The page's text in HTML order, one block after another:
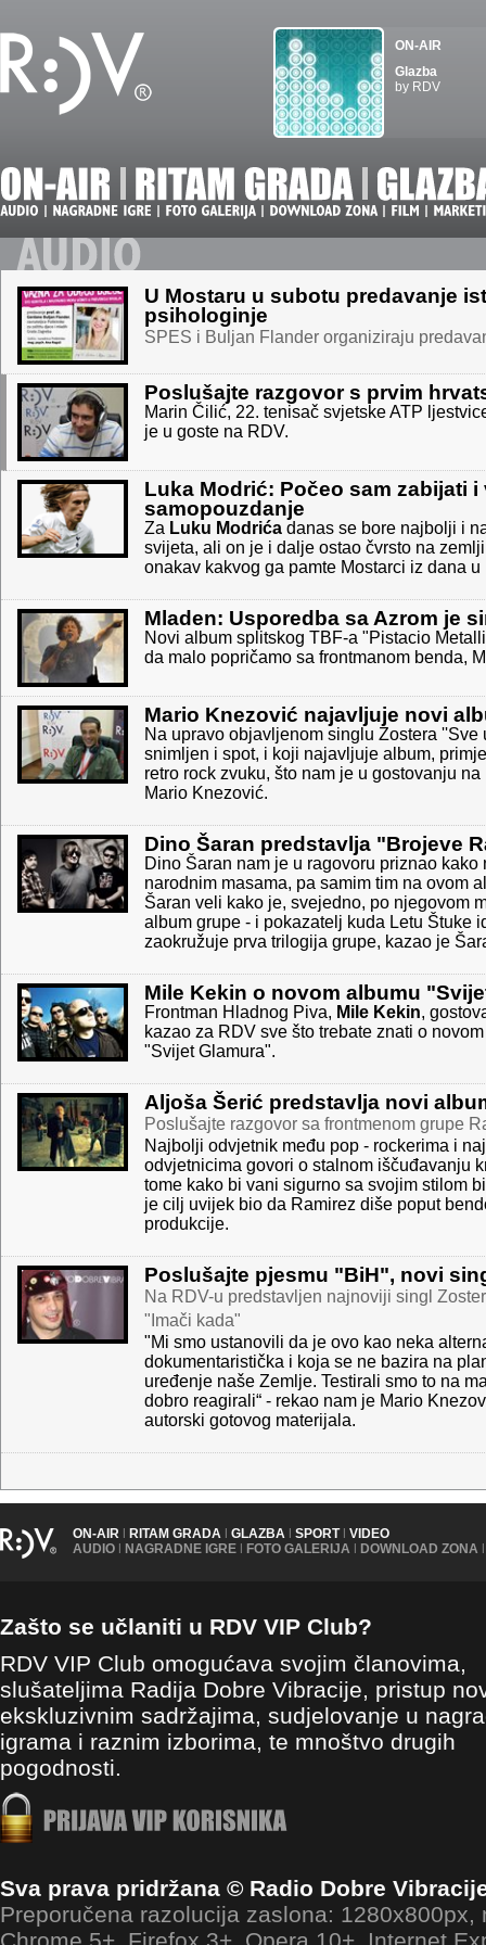
ON-AIR
Glazba
by RDV
U Mostaru u subotu predavanje
psihologinje
SPES i Buljan Flander organiziraju
Poslušajte razgovor s prvim
Marin Čilić, 22. tenisač svjetske ATP
je u goste na RDV.
Luka Modrić: Počeo sam zabijati i
samopouzdanje
Za Luku Modrića danas se bore najbolji i
svijeta, ali on je i dalje ostao čvrsto na
onakav kakvog ga pamte Mostarci iz dana
Mladen: Usporedba sa Azrom je
Novi album splitskog TBF-a "Pistacio
da malo popričamo sa frontmanom benda,
Mario Knezović najavljuje novi
Na upravo objavljenom singlu Zostera
snimljen i spot, i koji najavljuje album,
retro rock zvuku, što nam je u gostovanju
Mario Knezović.
Dino Šaran predstavlja "Brojeve
Dino Šaran nam je u ragovoru priznao
narodnim masama, pa samim tim na ovom
Šaran veli kako je, svejedno, po njegovom
album grupe - i pokazatelj kuda Letu Štuke
zaokružuje prva trilogija grupe, kazao je
Mile Kekin o novom albumu
Frontman Hladnog Piva, Mile Kekin,
kazao za RDV sve što trebate znati o
"Svijet Glamura".
Aljoša Šerić predstavlja novi
Poslušajte razgovor sa frontmenom grupe
Najbolji odvjetnik među pop - rockerima i
odvjetnicima govori o stalnom iščuđavanju
tome kako bi vani sigurno sa svojim stilom
je cilj uvijek bio da Ramirez diše poput
produkcije.
Poslušajte pjesmu "BiH", novi
Na RDV-u predstavljen najnoviji singl
"Imači kada"
"Mi smo ustanovili da je ovo kao neka
dokumentaristička i koja se ne bazira na
uređenje naše Zemlje. Testirali smo to na
dobro reagirali“ - rekao nam je Mario
autorski gotovog materijala.
ON-AIR | RITAM GRADA | GLAZBA | SPORT | VIDEO
AUDIO | NAGRADNE IGRE | FOTO GALERIJA | DOWNLOAD ZONA |
Zašto se učlaniti u RDV VIP Club?
RDV VIP Club omogućava svojim članovima,
slušateljima Radija Dobre Vibracije, pristup
ekskluzivnim sadržajima, sudjelovanje u
igrama i raznim izborima, te mnoštvo drugih
pogodnosti.
Sva prava pridržana © Radio Dobre
Preporučena razolucija zaslona: 1280x800px,